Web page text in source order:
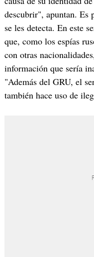
descubrir", apuntan. Es
se les detecta. En este
que, como los espías
con otras
información que sería
"Además del GRU, el
también hace uso de